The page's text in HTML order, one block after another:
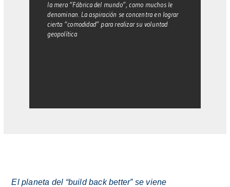
la mera “Fábrica del mundo”, como muchos le
denominan. La aspiración se concentra en lograr
cierta “comodidad” para realizar su voluntad
geopolítica
El planeta del “build back better” se viene